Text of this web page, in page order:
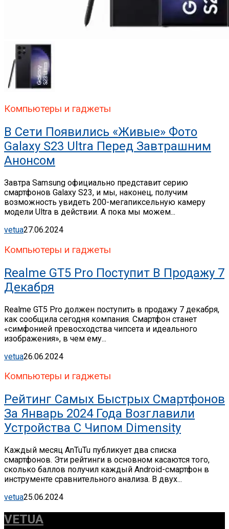
Компьютеры и гаджеты
В Сети Появились «живые» Фото
Galaxy S23 Ultra Перед Завтрашним
Анонсом
Завтра Samsung официально представит серию
смартфонов Galaxy S23, и мы, наконец, получим
возможность увидеть 200-мегапиксельную камеру
модели Ultra в действии. А пока мы можем...
vetua27.06.2024
Компьютеры и гаджеты
Realme GT5 Pro Поступит В Продажу 7
Декабря
Realme GT5 Pro должен поступить в продажу 7 декабря,
как сообщила сегодня компания. Смартфон станет
«симфонией превосходства чипсета и идеального
изображения», в чем ему...
vetua26.06.2024
Компьютеры и гаджеты
Рейтинг Самых Быстрых Смартфонов
За Январь 2024 Года Возглавили
Устройства С Чипом Dimensity
Каждый месяц AnTuTu публикует два списка
смартфонов. Эти рейтинги в основном касаются того,
сколько баллов получил каждый Android-смартфон в
инструменте сравнительного анализа. В двух...
vetua25.06.2024
VETUA